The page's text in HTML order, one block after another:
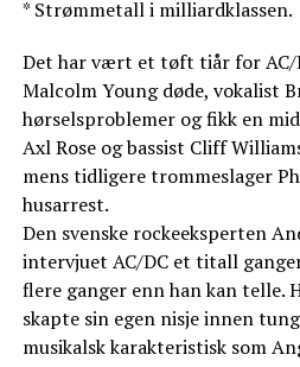
* Strømmetall i milliardklassen.
Det har vært et tøft tiår for AC/
Malcolm Young døde, vokalist
hørselsproblemer og fikk en
Axl Rose og bassist Cliff
mens tidligere trommeslager
husarrest.
Den svenske rockeeksperten
intervjuet AC/DC et titall
flere ganger enn han kan telle.
skapte sin egen nisje innen
musikalsk karakteristisk som